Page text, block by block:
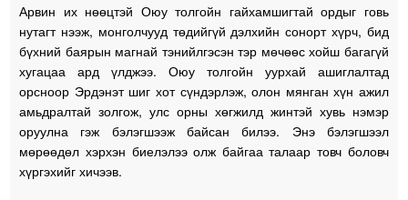
Арвин их нөөцтэй Оюу толгойн гайхамшигтай ордыг говь
нутагт нээж, монголчууд төдийгүй дэлхийн сонорт хүрч, бид
бүхний баярын магнай тэнийлгэсэн тэр мөчөөс хойш багагүй
хугацаа ард үлджээ. Оюу толгойн уурхай ашиглалтад
орсноор Эрдэнэт шиг хот сүндэрлэж, олон мянган хүн ажил
амьдралтай золгож, улс орны хөгжилд жинтэй хувь нэмэр
оруулна гэж бэлэгшээж байсан билээ. Энэ бэлэгшээл
мөрөөдөл хэрхэн биелэлээ олж байгаа талаар товч боловч
хүргэхийг хичээв.